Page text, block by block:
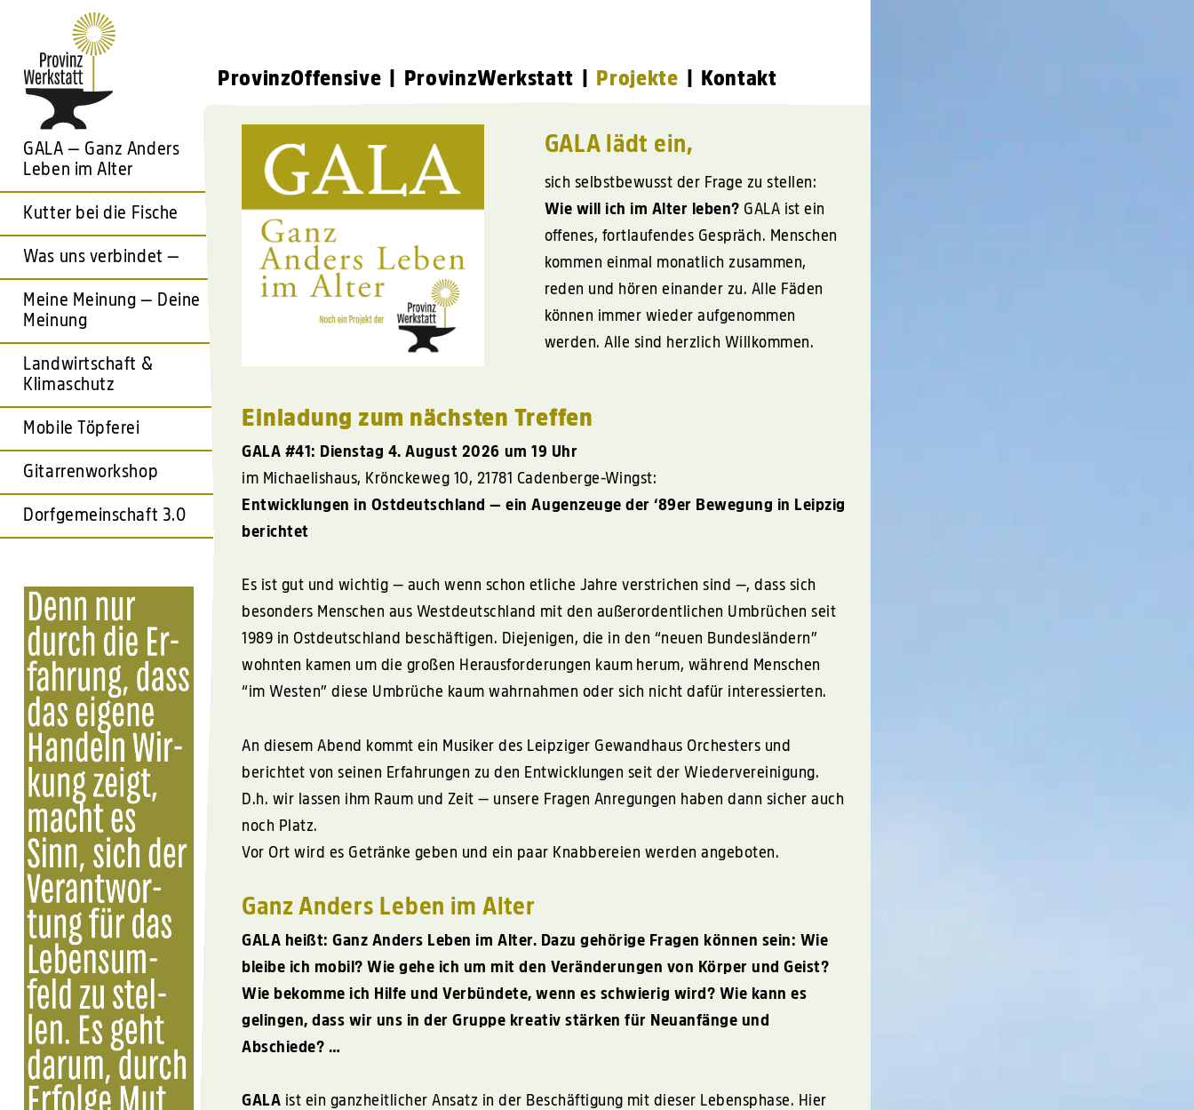
ProvinzOffensive ProvinzWerkstatt Projekte Kontakt
GALA — Ganz Anders
Leben im Alter
Kutter bei die Fische
Was uns verbindet —
Meine Meinung — Deine
Meinung
Landwirtschaft &
Klimaschutz
Mobile Töpferei
Gitarrenworkshop
Dorfgemeinschaft 3.0
GALA lädt ein,
sich selbstbewusst der Frage zu stellen:
Wie will ich im Alter leben? GALA ist ein
offenes, fortlaufendes Gespräch. Menschen
kommen einmal monatlich zusammen,
reden und hören einander zu. Alle Fäden
können immer wieder aufgenommen
werden. Alle sind herzlich Willkommen.
Einladung zum nächsten Treffen
GALA #41: Dienstag 4. August 2026 um 19 Uhr
im Michaelishaus, Krönckeweg 10, 21781 Cadenberge-Wingst:
Entwicklungen in Ostdeutschland — ein Augenzeuge der ‘89er Bewegung in Leipzig
berichtet
Es ist gut und wichtig — auch wenn schon etliche Jahre verstrichen sind —, dass sich
besonders Menschen aus Westdeutschland mit den außerordentlichen Umbrüchen seit
1989 in Ostdeutschland beschäftigen. Diejenigen, die in den “neuen Bundesländern”
wohnten kamen um die großen Herausforderungen kaum herum, während Menschen
“im Westen” diese Umbrüche kaum wahrnahmen oder sich nicht dafür interessierten.
An diesem Abend kommt ein Musiker des Leipziger Gewandhaus Orchesters und
berichtet von seinen Erfahrungen zu den Entwicklungen seit der Wiedervereinigung.
D.h. wir lassen ihm Raum und Zeit — unsere Fragen Anregungen haben dann sicher auch
noch Platz.
Vor Ort wird es Getränke geben und ein paar Knabbereien werden angeboten.
Ganz Anders Leben im Alter
GALA heißt: Ganz Anders Leben im Alter. Dazu gehörige Fragen können sein: Wie
bleibe ich mobil? Wie gehe ich um mit den Veränderungen von Körper und Geist?
Wie bekomme ich Hilfe und Verbündete, wenn es schwierig wird? Wie kann es
gelingen, dass wir uns in der Gruppe kreativ stärken für Neuanfänge und
Abschiede? …
GALA ist ein ganzheitlicher Ansatz in der Beschäftigung mit dieser Lebensphase. Hier